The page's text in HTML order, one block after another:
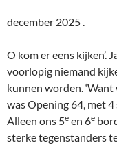
december 2025 .
O kom er eens kijken’.
voorlopig niemand
kunnen worden.
was Opening 64, met
Alleen ons 5e en 6e
sterke tegenstanders